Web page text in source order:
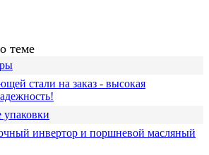
теме
стали на заказ - высокая
упаковки
инвертор и поршневой масляный